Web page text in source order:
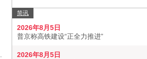
简讯
2026年8月5日
普京称高铁建设“正全力推进”
2026年8月5日